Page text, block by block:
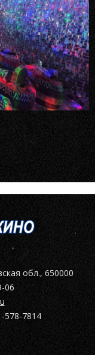
обл., 650000
06
578-7814